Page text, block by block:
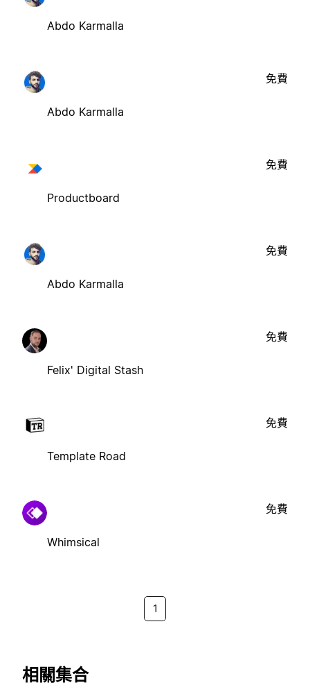
Abdo Karmalla
Abdo Karmalla
免費
Productboard
免費
Abdo Karmalla
免費
Felix' Digital Stash
免費
Template Road
免費
Whimsical
免費
1
相關集合